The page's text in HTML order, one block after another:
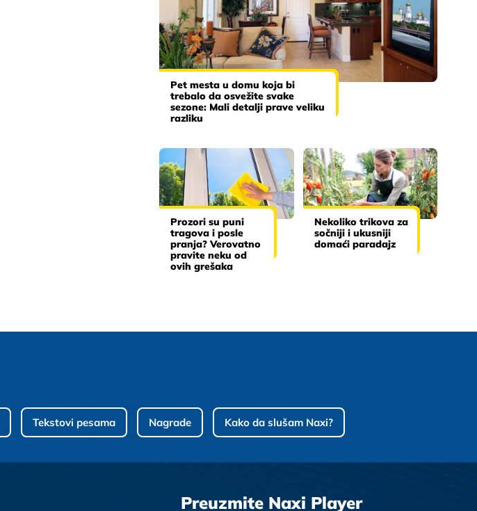
Pet mesta u domu koja bi
trebalo da osvežite svake
sezone: Mali detalji prave veliku
razliku
Prozori su puni
tragova i posle
pranja? Verovatno
pravite neku od
ovih grešaka
Nekoliko trikova za
sočniji i ukusniji
domaći paradajz
Tekstovi pesama Nagrade Kako da slušam Naxi?
Preuzmite Naxi Player